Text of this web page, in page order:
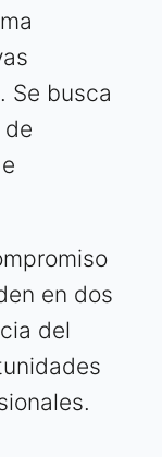
Se busca
en dos
del